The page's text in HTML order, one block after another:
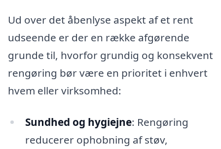
Ud over det åbenlyse aspekt af et rent
udseende er der en række afgørende
grunde til, hvorfor grundig og konsekvent
rengøring bør være en prioritet i enhvert
hvem eller virksomhed:
Sundhed og hygiejne: Rengøring
reducerer ophobning af støv,